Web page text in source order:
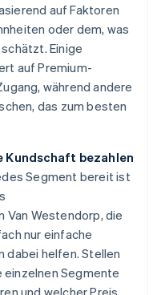
auf Faktoren
oder dem, was
Einige
auf Premium-
während andere
das zum besten
Kundschaft bezahlen
Segment bereit ist
Westendorp, die
nur einfache
dabei helfen. Stellen
Segmente